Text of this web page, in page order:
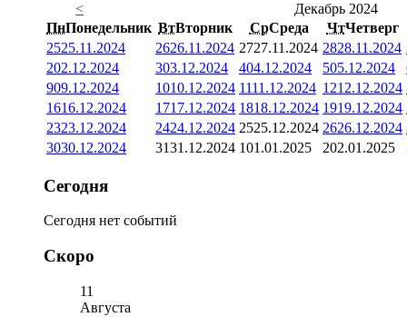
<
Декабрь 2024
ПнПонедельник ВтВторник СрСреда ЧтЧетверг
2525.11.2024 2626.11.2024 2727.11.2024 2828.11.2024
202.12.2024 303.12.2024 404.12.2024 505.12.2024
909.12.2024 1010.12.2024 1111.12.2024 1212.12.2024
1616.12.2024 1717.12.2024 1818.12.2024 1919.12.2024
2323.12.2024 2424.12.2024 2525.12.2024 2626.12.2024
3030.12.2024 3131.12.2024 101.01.2025 202.01.2025
Сегодня
Сегодня нет событий
Скоро
11
Августа